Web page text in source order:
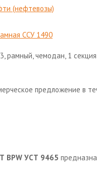
(нефтевозы)
ССУ 1490
рамный, чемодан, 1
предложение в
BPW УСТ 9465